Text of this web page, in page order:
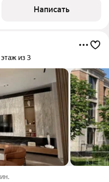
в уютный дворик. 2-х
Написать
этаж из 3